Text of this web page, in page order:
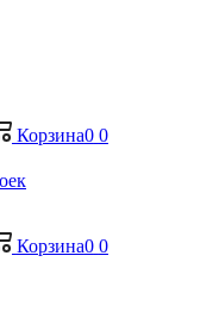
Корзина0 0
Корзина0 0